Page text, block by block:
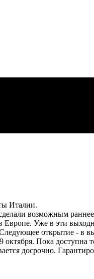
Италии.
возможным
Уже в эти
открытие - в
Пока доступна
досрочно.